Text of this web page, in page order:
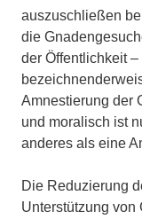
auszuschließen
die
der Öffentlichkeit
Amnestierung der
und moralisch ist
anderes als eine
Die Reduzierung
Unterstützung von